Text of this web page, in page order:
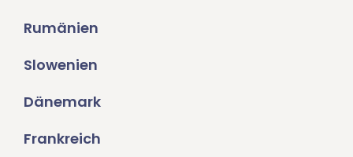
Rumänien
Slowenien
Dänemark
Frankreich